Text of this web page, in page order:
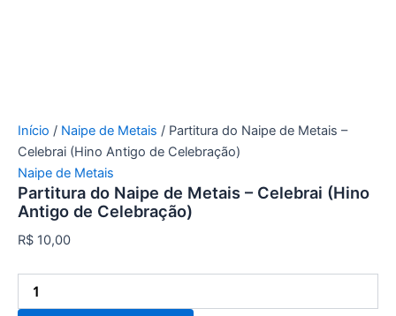
Início / Naipe de Metais / Partitura do Naipe de Metais –
Celebrai (Hino Antigo de Celebração)
Naipe de Metais
Partitura do Naipe de Metais – Celebrai (Hino
Antigo de Celebração)
R$ 10,00